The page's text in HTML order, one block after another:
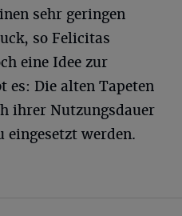
sehr geringen
so Felicitas
eine Idee zur
Die alten Tapeten
ihrer Nutzungsdauer
eingesetzt werden.